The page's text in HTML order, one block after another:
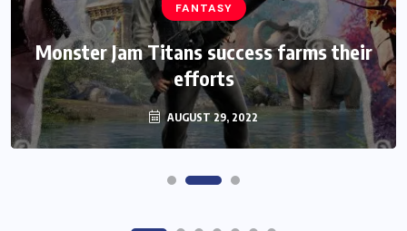
HEROES
Assassin’s Creed Clip Swiss as State
Secretart for
AUGUST 29, 2022